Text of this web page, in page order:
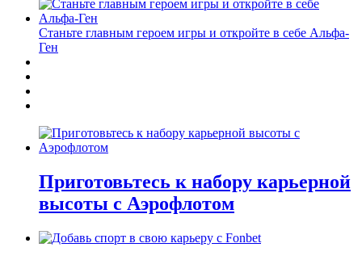
Станьте главным героем игры и откройте в себе Альфа-
Ген
Приготовьтесь к набору карьерной
высоты с Аэрофлотом